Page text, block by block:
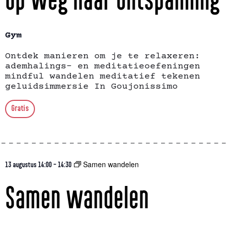
Gym
Ontdek manieren om je te relaxeren:
ademhalings- en meditatieoefeningen
mindful wandelen meditatief tekenen
geluidsimmersie In Goujonissimo
Gratis
Samen wandelen
13 augustus 14:00-14:30 Samen wandelen